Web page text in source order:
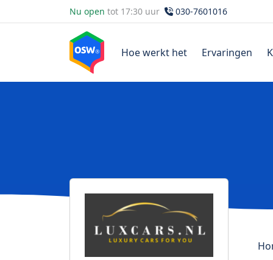
Nu open tot 17:30 uur 030-7601016
Hoe werkt het Ervaringen